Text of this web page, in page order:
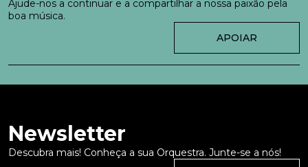
Ajude-nos a continuar e a compartilhar a nossa paixão pela
boa música.
APOIAR
Newsletter
Descubra mais! Conheça a sua Orquestra. Junte-se a nós!